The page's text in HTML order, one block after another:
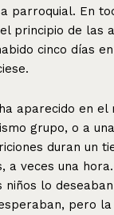
parroquial. En
principio de las
cinco días
aparecido en el
grupo, o a
duran un
a veces una
lo
pero la